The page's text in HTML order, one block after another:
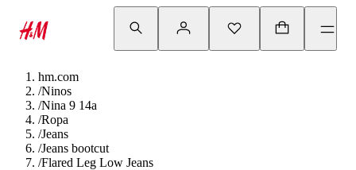
hm.com
/Ninos
/Nina 9 14a
/Ropa
/Jeans
/Jeans bootcut
/Flared Leg Low Jeans